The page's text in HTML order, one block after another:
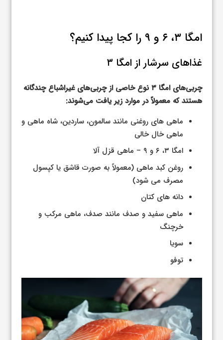
امگا ۳، ۶ و ۹ را کجا پیدا کنیم؟
غذاهای سرشار از امگا ۳
چربی‌های امگا ۳ نوع خاصی از چربی‌های غیراشباع چندگانه
هستند که معمولاً در موارد زیر یافت می‌شوند:
ماهی های روغنی مانند سالمون، ساردین، شاه ماهی و
ماهی خال خالی
امگا ۳، ۶ و ۹ – ماهی قزل آلا
روغن کبد ماهی (معمولاً به صورت قاشق یا کپسول
مصرف می شود)
دانه های کتان
ماهی سفید و صدف مانند صدف، ماهی مرکب و
خرچنگ
سویا
توفو